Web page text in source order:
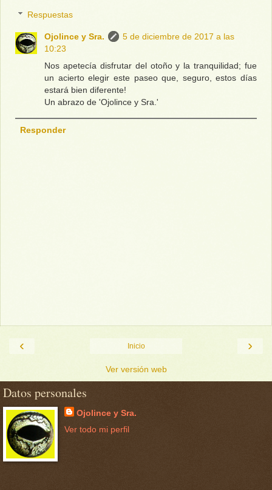
Respuestas
Ojolince y Sra.
5 de diciembre de 2017 a las
10:23
Nos apetecía disfrutar del otoño y la tranquilidad; fue
un acierto elegir este paseo que, seguro, estos días
estará bien diferente!
Un abrazo de 'Ojolince y Sra.'
Responder
‹ ›
Inicio
Ver versión web
Datos personales
Ojolince y Sra.
Ver todo mi perfil